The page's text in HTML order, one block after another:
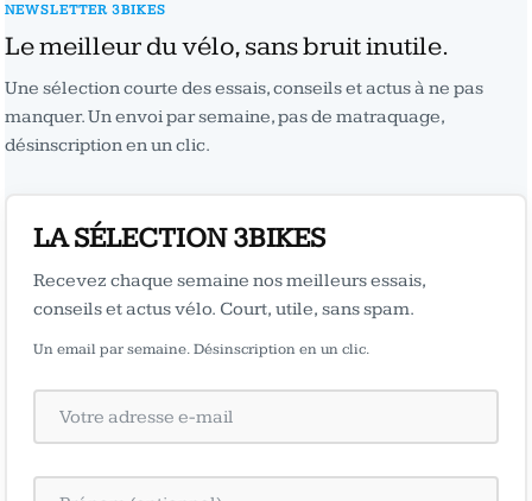
NEWSLETTER 3BIKES
Le meilleur du vélo, sans bruit inutile.
Une sélection courte des essais, conseils et actus à ne pas
manquer. Un envoi par semaine, pas de matraquage,
désinscription en un clic.
LA SÉLECTION 3BIKES
Recevez chaque semaine nos meilleurs essais,
conseils et actus vélo. Court, utile, sans spam.
Un email par semaine. Désinscription en un clic.